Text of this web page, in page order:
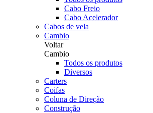
Cabo Freio
Cabo Acelerador
Cabos de vela
Cambio
Voltar
Cambio
Todos os produtos
Diversos
Carters
Coifas
Coluna de Direção
Construção